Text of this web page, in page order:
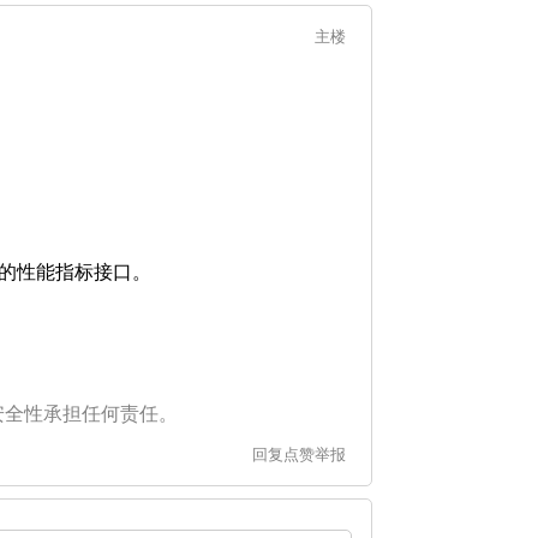
主楼
能指标接口。
性承担任何责任。
回复 点赞举报